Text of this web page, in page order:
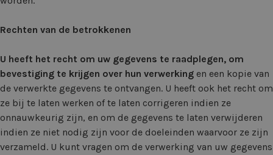
Rechten van de betrokkenen
U heeft het recht om uw gegevens te raadplegen, om
bevestiging te krijgen over hun verwerking en een kopie van
de verwerkte gegevens te ontvangen. U heeft ook het recht om
ze bij te laten werken of te laten corrigeren indien ze
onnauwkeurig zijn, en om de gegevens te laten verwijderen
indien ze niet nodig zijn voor de doeleinden waarvoor ze zijn
verzameld. U kunt vragen om de verwerking van uw gegevens